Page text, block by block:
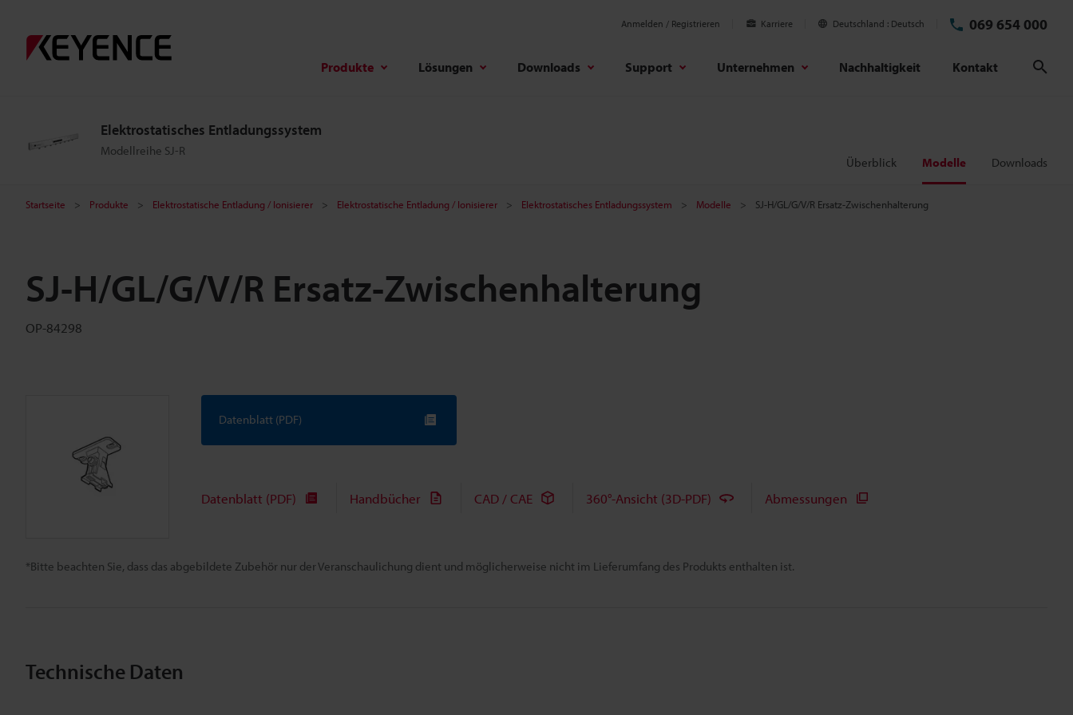
Anmelden / Registrieren Karriere Deutschland Deutsch 069 654 000
Produkte Lösungen Downloads Support Unternehmen Nachhaltigkeit Kontakt
Elektrostatisches Entladungssystem
Modellreihe SJ-R
Überblick Modelle Downloads
Startseite Produkte Elektrostatische Entladung / Ionisierer Elektrostatische Entladung / Ionisierer Elektrostatisches Entladungssystem Modelle SJ-H/GL/G/V/R Ersatz-Zwischenhalterung
SJ-H/GL/G/V/R Ersatz-Zwischenhalterung
OP-84298
*Bitte beachten Sie, dass das abgebildete Zubehör nur der Veranschaulichung dient und möglicherweise nicht im Lieferumfang des Produkts enthalten ist.
Datenblatt (PDF)
Datenblatt (PDF) Handbücher CAD / CAE 360°-Ansicht (3D-PDF) Abmessungen
Technische Daten